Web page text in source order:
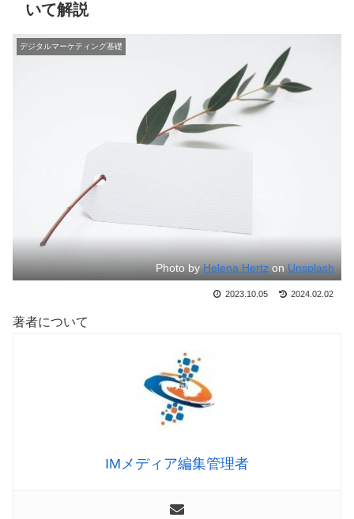
いて解説
デジタルマーケティング基礎
Photo byHelena HertzonUnsplash
2023.10.05 2024.02.02
著者について
IMメディア編集管理者